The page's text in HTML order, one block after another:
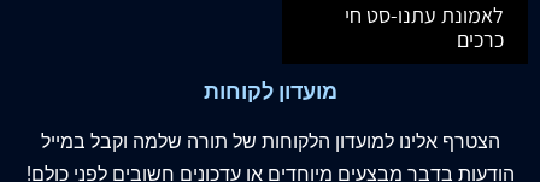
לאמונת עתנו-סט חי
כרכים
מועדון לקוחות
הצטרף אלינו למועדון הלקוחות של תורה שלמה וקבל במייל
הודעות בדבר מבצעים מיוחדים או עדכונים חשובים לפני כולם!